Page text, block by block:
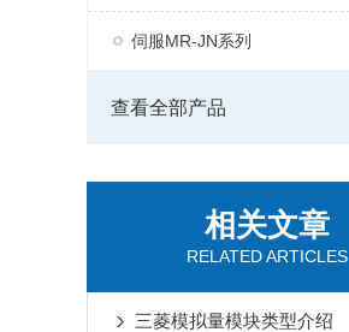
伺服MR-JN系列
查看全部产品
相关文章
RELATED ARTICLES
三菱模拟量模块类型介绍